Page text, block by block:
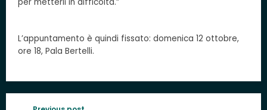
L’appuntamento è quindi fissato: domenica 12 ottobre,
ore 18, Pala Bertelli.